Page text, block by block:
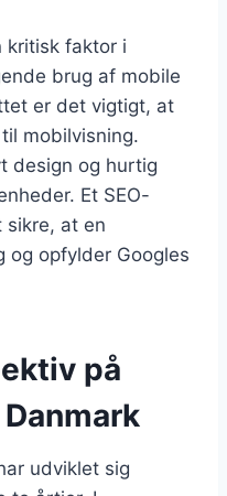
kritisk faktor i
brug af mobile
er det vigtigt, at
mobilvisning.
design og hurtig
Et SEO-
at en
og opfylder Googles
på
udviklet sig